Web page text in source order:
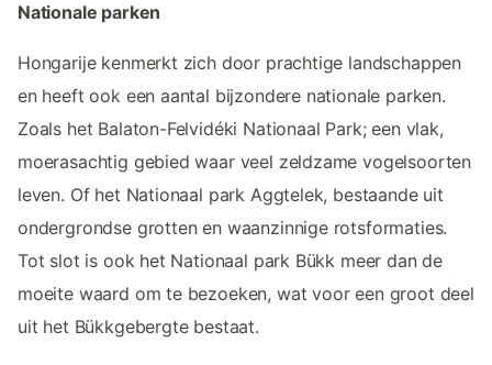
Nationale parken
Hongarije kenmerkt zich door prachtige landschappen
en heeft ook een aantal bijzondere nationale parken.
Zoals het Balaton-Felvidéki Nationaal Park; een vlak,
moerasachtig gebied waar veel zeldzame vogelsoorten
leven. Of het Nationaal park Aggtelek, bestaande uit
ondergrondse grotten en waanzinnige rotsformaties.
Tot slot is ook het Nationaal park Bükk meer dan de
moeite waard om te bezoeken, wat voor een groot deel
uit het Bükkgebergte bestaat.